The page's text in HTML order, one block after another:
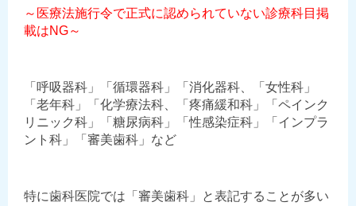
～医療法施行令で正式に認められていない診療科目掲
載はNG～
「呼吸器科」「循環器科」「消化器科、「女性科」
「老年科」「化学療法科、「疼痛緩和科」「ペインク
リニック科」「糖尿病科」「性感染症科」「インプラ
ント科」「審美歯科」など
特に歯科医院では「審美歯科」と表記することが多い